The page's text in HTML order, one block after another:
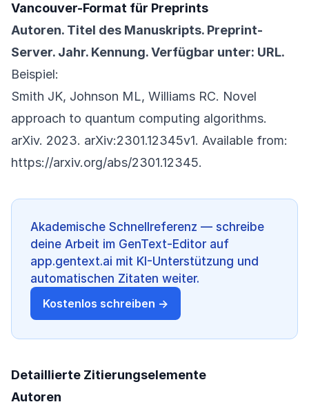
Vancouver-Format für Preprints
Autoren. Titel des Manuskripts. Preprint-
Server. Jahr. Kennung. Verfügbar unter: URL.
Beispiel:
Smith JK, Johnson ML, Williams RC. Novel
approach to quantum computing algorithms.
arXiv. 2023. arXiv:2301.12345v1. Available from:
https://arxiv.org/abs/2301.12345.
Akademische Schnellreferenz — schreibe
deine Arbeit im GenText-Editor auf
app.gentext.ai mit KI-Unterstützung und
automatischen Zitaten weiter.
Kostenlos schreiben →
Detaillierte Zitierungselemente
Autoren